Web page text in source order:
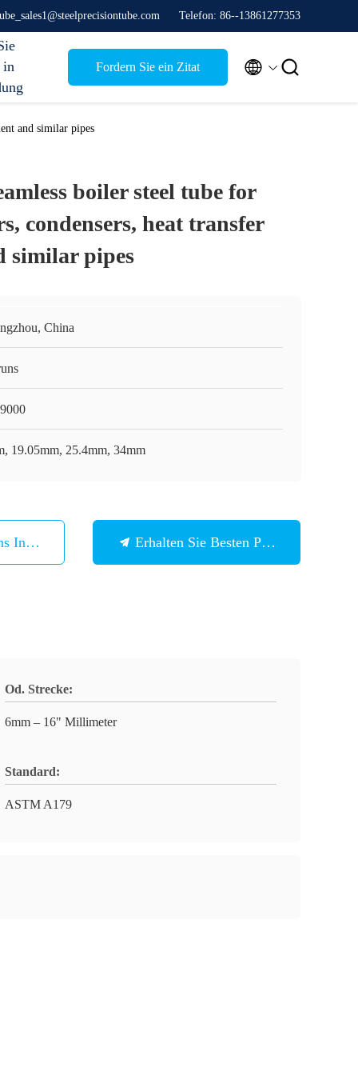
Telefon: 86--13861277353
in
Fordern Sie ein Zitat  
and similar pipes
boiler steel tube for
condensers, heat transfer
similar pipes
China
19.05mm, 25.4mm, 34mm
In Verbindung Erhalten Sie Besten Preis
Od. Strecke:
6mm – 16" Millimeter
Standard:
ASTM A179